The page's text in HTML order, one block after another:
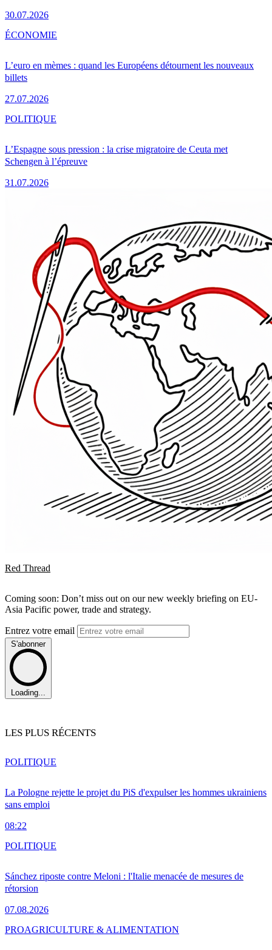
30.07.2026
L’euro en mèmes : quand les Européens détournent les nouveaux
billets
27.07.2026
ÉCONOMIE
L’Espagne sous pression : la crise migratoire de Ceuta met
Schengen à l’épreuve
31.07.2026
POLITIQUE
Red Thread
Coming soon: Don’t miss out on our new weekly briefing on EU-
Asia Pacific power, trade and strategy.
Entrez votre email
S'abonner
Loading...
LES PLUS RÉCENTS
La Pologne rejette le projet du PiS d'expulser les hommes ukrainiens
sans emploi
08:22
POLITIQUE
Sánchez riposte contre Meloni : l'Italie menacée de mesures de
rétorsion
07.08.2026
POLITIQUE
PROAGRICULTURE & ALIMENTATION